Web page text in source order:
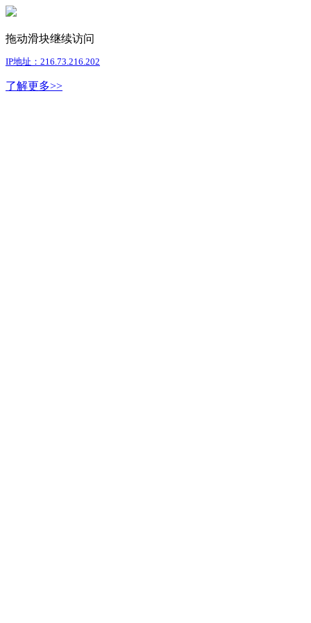
拖动滑块继续访问
IP地址：216.73.216.202
了解更多>>